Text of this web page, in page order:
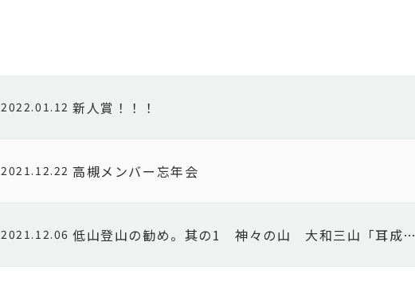
2022.01.12 新人賞！！！
2021.12.22 高槻メンバー忘年会
2021.12.06 低山登山の勧め。其の1 神々の山 大和三山「耳成…